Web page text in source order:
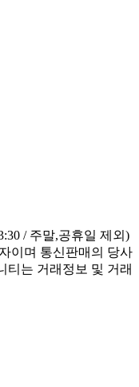
/ 주말,공휴일 제외)
이며 통신판매의 당사
티는 거래정보 및 거래